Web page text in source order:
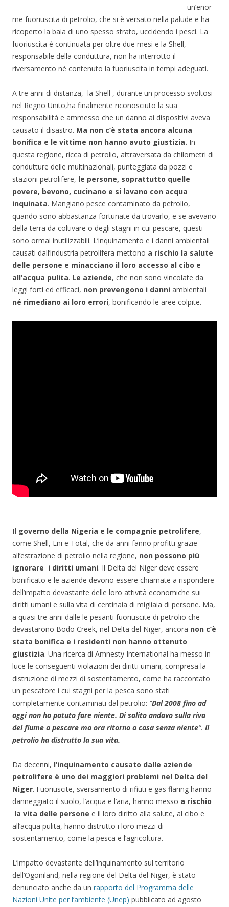
un’enor
me fuoriuscita di petrolio, che si è versato nella palude e ha
ricoperto la baia di uno spesso strato, uccidendo i pesci. La
fuoriuscita è continuata per oltre due mesi e la Shell,
responsabile della conduttura, non ha interrotto il
riversamento né contenuto la fuoriuscita in tempi adeguati.
A tre anni di distanza, la Shell , durante un processo svoltosi
nel Regno Unito,ha finalmente riconosciuto la sua
responsabilità e ammesso che un danno ai dispositivi aveva
causato il disastro. Ma non c’è stata ancora alcuna
bonifica e le vittime non hanno avuto giustizia. In
questa regione, ricca di petrolio, attraversata da chilometri di
condutture delle multinazionali, punteggiata da pozzi e
stazioni petrolifere, le persone, soprattutto quelle
povere, bevono, cucinano e si lavano con acqua
inquinata. Mangiano pesce contaminato da petrolio,
quando sono abbastanza fortunate da trovarlo, e se avevano
della terra da coltivare o degli stagni in cui pescare, questi
sono ormai inutilizzabili. L’inquinamento e i danni ambientali
causati dall’industria petrolifera mettono a rischio la salute
delle persone e minacciano il loro accesso al cibo e
all’acqua pulita. Le aziende, che non sono vincolate da
leggi forti ed efficaci, non prevengono i danni ambientali
né rimediano ai loro errori, bonificando le aree colpite.
Il governo della Nigeria e le compagnie petrolifere,
come Shell, Eni e Total, che da anni fanno profitti grazie
all’estrazione di petrolio nella regione, non possono più
ignorare i diritti umani. Il Delta del Niger deve essere
bonificato e le aziende devono essere chiamate a rispondere
dell’impatto devastante delle loro attività economiche sui
diritti umani e sulla vita di centinaia di migliaia di persone. Ma,
a quasi tre anni dalle le pesanti fuoriuscite di petrolio che
devastarono Bodo Creek, nel Delta del Niger, ancora non c’è
stata bonifica e i residenti non hanno ottenuto
giustizia. Una ricerca di Amnesty International ha messo in
luce le conseguenti violazioni dei diritti umani, compresa la
distruzione di mezzi di sostentamento, come ha raccontato
un pescatore i cui stagni per la pesca sono stati
completamente contaminati dal petrolio: “Dal 2008 fino ad
oggi non ho potuto fare niente. Di solito andavo sulla riva
del fiume a pescare ma ora ritorno a casa senza niente“. Il
petrolio ha distrutto la sua vita.
Da decenni, l’inquinamento causato dalle aziende
petrolifere è uno dei maggiori problemi nel Delta del
Niger. Fuoriuscite, sversamento di rifiuti e gas flaring hanno
danneggiato il suolo, l’acqua e l’aria, hanno messo a rischio
la vita delle persone e il loro diritto alla salute, al cibo e
all’acqua pulita, hanno distrutto i loro mezzi di
sostentamento, come la pesca e l’agricoltura.
L’impatto devastante dell’inquinamento sul territorio
dell’Ogoniland, nella regione del Delta del Niger, è stato
denunciato anche da un rapporto del Programma delle
Nazioni Unite per l’ambiente (Unep) pubblicato ad agosto